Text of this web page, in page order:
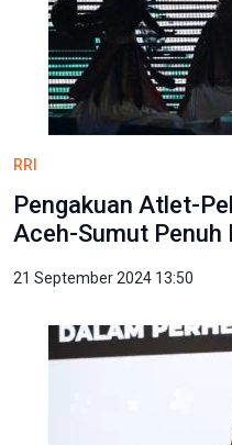
RRI
Pengakuan Atlet-
Aceh-Sumut Penuh
21 September 2024 13:50